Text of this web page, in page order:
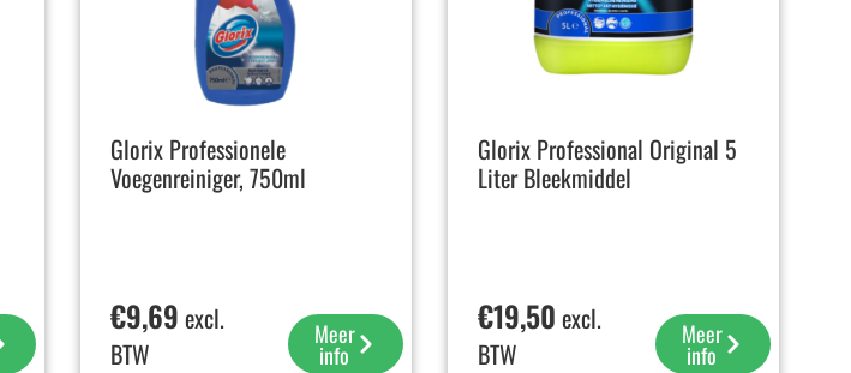
Glorix Professionele
Voegenreiniger, 750ml
€9,69 excl.
BTW
Meer
info
Glorix Professional Original 5
Liter Bleekmiddel
€19,50 excl.
BTW
Meer
info